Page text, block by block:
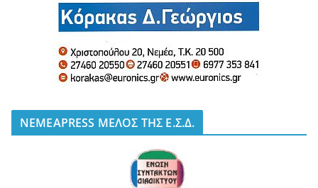
NEMEAPRESS ΜΕΛΟΣ ΤΗΣ Ε.Σ.Δ.